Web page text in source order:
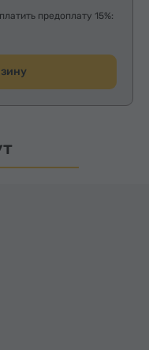
предоплату 15%: